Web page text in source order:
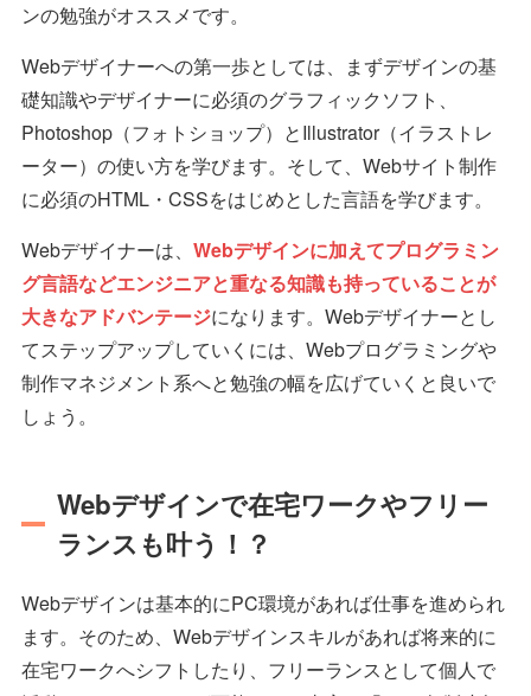
ンの勉強がオススメです。
Webデザイナーへの第一歩としては、まずデザインの基
礎知識やデザイナーに必須のグラフィックソフト、
Photoshop（フォトショップ）とIllustrator（イラストレ
ーター）の使い方を学びます。そして、Webサイト制作
に必須のHTML・CSSをはじめとした言語を学びます。
Webデザイナーは、 Webデザインに加えてプログラミン
グ言語などエンジニアと重なる知識も持っていることが
大きなアドバンテージになります。Webデザイナーとし
てステップアップしていくには、Webプログラミングや
制作マネジメント系へと勉強の幅を広げていくと良いで
しょう。
Webデザインで在宅ワークやフリー
ランスも叶う！？
Webデザインは基本的にPC環境があれば仕事を進められ
ます。そのため、Webデザインスキルがあれば将来的に
在宅ワークへシフトしたり、フリーランスとして個人で